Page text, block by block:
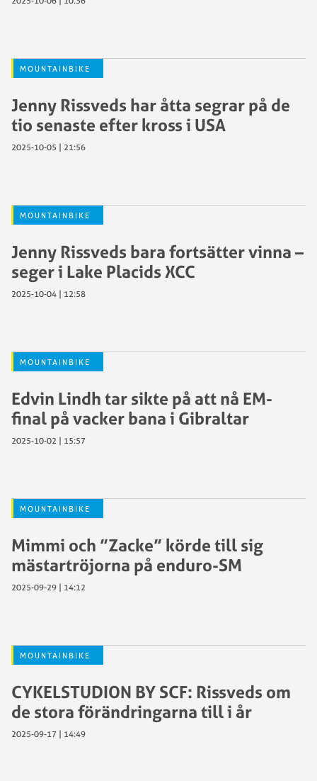
MOUNTAINBIKE
Jenny Rissveds har åtta segrar på de
tio senaste efter kross i USA
2025-10-05 | 21:56
MOUNTAINBIKE
Jenny Rissveds bara fortsätter vinna –
seger i Lake Placids XCC
2025-10-04 | 12:58
MOUNTAINBIKE
Edvin Lindh tar sikte på att nå EM-
final på vacker bana i Gibraltar
2025-10-02 | 15:57
MOUNTAINBIKE
Mimmi och ”Zacke” körde till sig
mästartröjorna på enduro-SM
2025-09-29 | 14:12
MOUNTAINBIKE
CYKELSTUDION BY SCF: Rissveds om
de stora förändringarna till i år
2025-09-17 | 14:49